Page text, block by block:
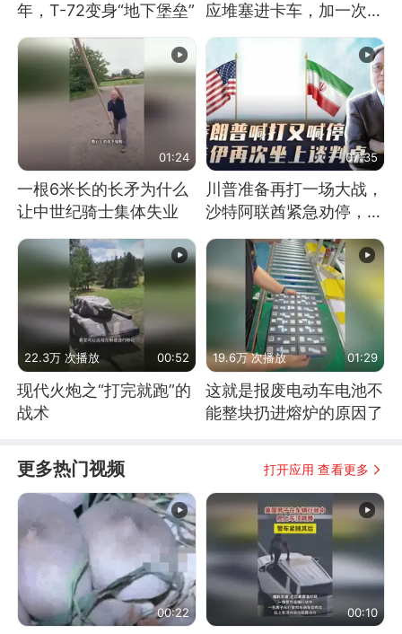
年，T-72变身“地下堡垒”
应堆塞进卡车，加一次燃
料能跑几十年
01:24
一根6米长的长矛为什么
让中世纪骑士集体失业
07:35
川普准备再打一场大战，
沙特阿联酋紧急劝停，美
22.3万 次播放 00:52
现代火炮之“打完就跑”的
战术
19.6万 次播放 01:29
这就是报废电动车电池不
能整块扔进熔炉的原因了
更多热门视频 打开应用 查看更多
00:22 00:10